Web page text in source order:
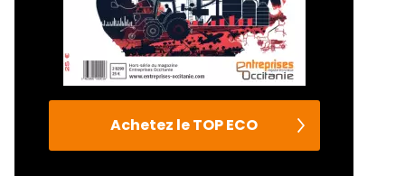
Achetez le TOP ECO